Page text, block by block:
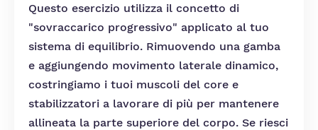
Questo esercizio utilizza il concetto di
"sovraccarico progressivo" applicato al tuo
sistema di equilibrio. Rimuovendo una gamba
e aggiungendo movimento laterale dinamico,
costringiamo i tuoi muscoli del core e
stabilizzatori a lavorare di più per mantenere
allineata la parte superiore del corpo. Se riesci